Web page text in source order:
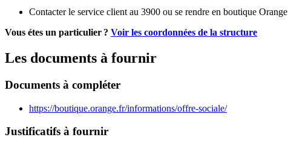
Contacter le service client au 3900 ou se rendre en boutique Orange
Vous étes un particulier ? Voir les coordonnées de la structure
Les documents à fournir
Documents à compléter
https://boutique.orange.fr/informations/offre-sociale/
Justificatifs à fournir